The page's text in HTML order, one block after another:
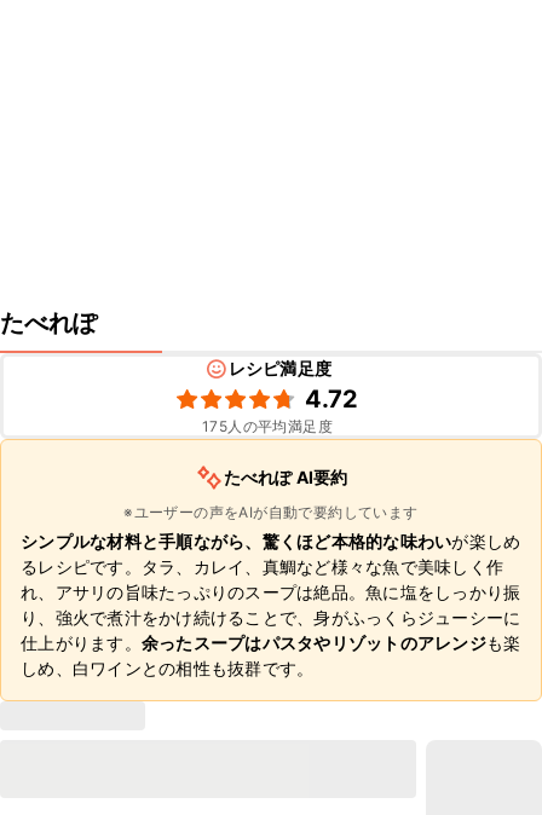
たべれぽ
レシピ満足度
4.72
175人の平均満足度
たべれぽ AI要約
※ユーザーの声をAIが自動で要約しています
シンプルな材料と手順ながら、驚くほど本格的な味わいが楽しめ
るレシピです。タラ、カレイ、真鯛など様々な魚で美味しく作
れ、アサリの旨味たっぷりのスープは絶品。魚に塩をしっかり振
り、強火で煮汁をかけ続けることで、身がふっくらジューシーに
仕上がります。 余ったスープはパスタやリゾットのアレンジも楽
しめ、白ワインとの相性も抜群です。